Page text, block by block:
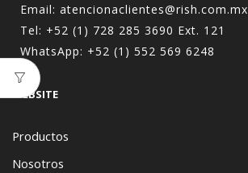
Email: atencionaclientes@rish.com.mx
Tel: +52 (1) 728 285 3690 Ext. 121
WhatsApp: +52 (1) 552 569 6248
WEBSITE
Productos
Nosotros